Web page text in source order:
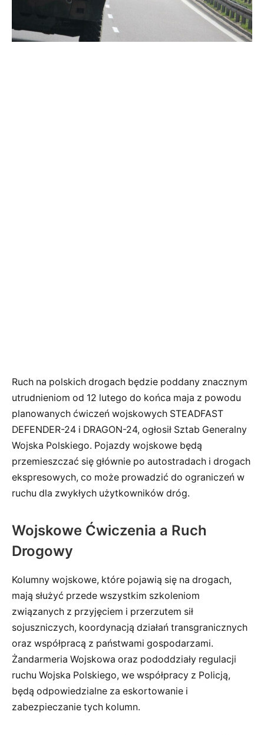
Ruch na polskich drogach będzie poddany znacznym
utrudnieniom od 12 lutego do końca maja z powodu
planowanych ćwiczeń wojskowych STEADFAST
DEFENDER-24 i DRAGON-24, ogłosił Sztab Generalny
Wojska Polskiego. Pojazdy wojskowe będą
przemieszczać się głównie po autostradach i drogach
ekspresowych, co może prowadzić do ograniczeń w
ruchu dla zwykłych użytkowników dróg.
Wojskowe Ćwiczenia a Ruch
Drogowy
Kolumny wojskowe, które pojawią się na drogach,
mają służyć przede wszystkim szkoleniom
związanych z przyjęciem i przerzutem sił
sojuszniczych, koordynacją działań transgranicznych
oraz współpracą z państwami gospodarzami.
Żandarmeria Wojskowa oraz pododdziały regulacji
ruchu Wojska Polskiego, we współpracy z Policją,
będą odpowiedzialne za eskortowanie i
zabezpieczanie tych kolumn.